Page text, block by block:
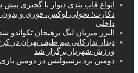
انواع قاب بندی دیوار با گچبری پیش
دکارت؛ تحولی لوکس، فوری و بدون
داخلی
البرز میزبان لیگ پرهیجان تکواندو
دیدار تدارکاتی تیم طیف تهران در
ورزش شهریار برگزار شد
دومین برد پرسپولیس در دومین بازی